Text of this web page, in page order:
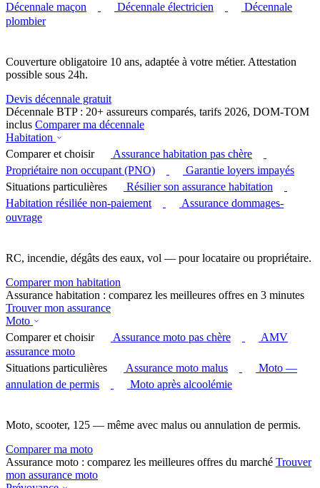
Décennale maçon
Décennale électricien
Décennale
plombier
Couverture obligatoire 10 ans, adaptée à votre métier. Attestation
possible sous 24h.
Devis décennale gratuit
Décennale BTP : 20+ assureurs comparés, tarifs 2026, DOM-TOM
inclus Comparer ma décennale
Habitation
Comparer et choisir
Assurance habitation pas chère
Propriétaire non occupant (PNO)
Garantie loyers impayés
Situations particulières
Résilier son assurance habitation
Habitation résiliée non-paiement
Assurance dommages-
ouvrage
RC, incendie, dégâts des eaux, vol — pour locataire ou propriétaire.
Comparer mon habitation
Assurance habitation : comparez les meilleures offres en 3 minutes
Trouver mon assurance
Moto
Comparer et choisir
Assurance moto pas chère
AMV
assurance moto
Situations particulières
Assurance moto malus
Moto —
annulation de permis
Moto après alcoolémie
Moto, scooter, 125 — même avec malus ou annulation de permis.
Comparer ma moto
Assurance moto : comparez les meilleures offres du marché Trouver
mon assurance moto